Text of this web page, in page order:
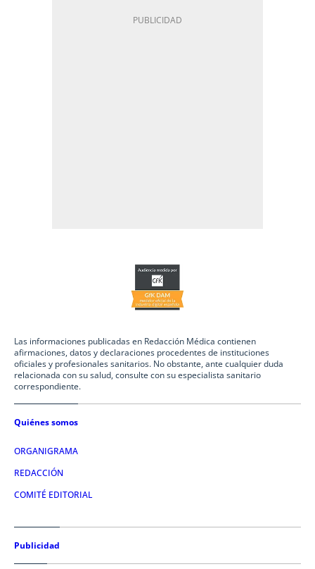
Las informaciones publicadas en Redacción Médica contienen
afirmaciones, datos y declaraciones procedentes de instituciones
oficiales y profesionales sanitarios. No obstante, ante cualquier duda
relacionada con su salud, consulte con su especialista sanitario
correspondiente.
Quiénes somos
ORGANIGRAMA
REDACCIÓN
COMITÉ EDITORIAL
Publicidad